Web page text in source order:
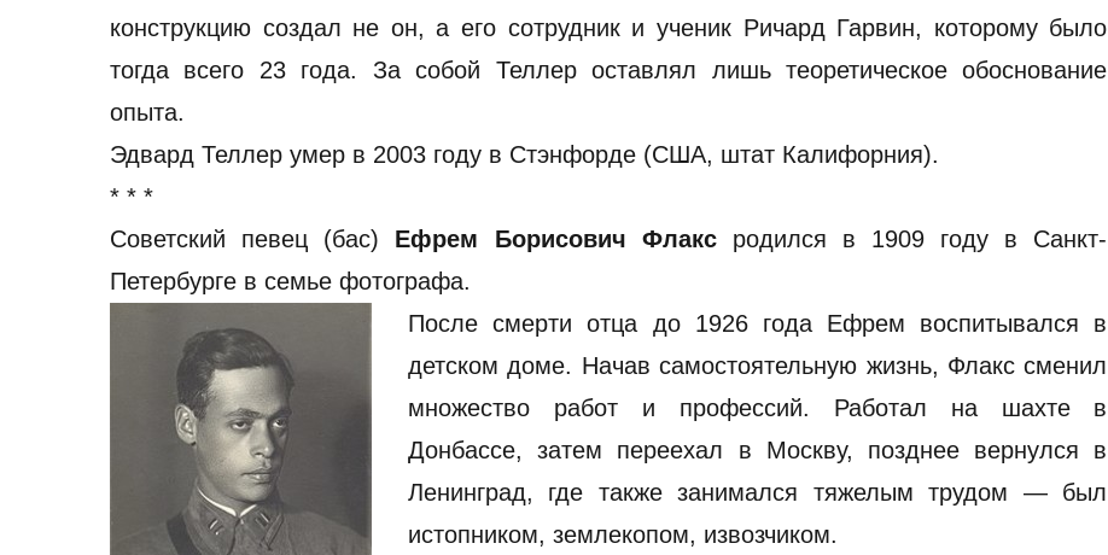
конструкцию создал не он, а его сотрудник и ученик Ричард Гарвин, которому было
тогда всего 23 года. За собой Теллер оставлял лишь теоретическое обоснование
опыта.
Эдвард Теллер умер в 2003 году в Стэнфорде (США, штат Калифорния).
* * *
Cоветский певец (бас) Ефрем Борисович Флаксродился в 1909 году в Санкт-
Петербурге в семье фотографа.
После смерти отца до 1926 года Ефрем воспитывался в
детском доме. Начав самостоятельную жизнь, Флакс сменил
множество работ и профессий. Работал на шахте в
Донбассе, затем переехал в Москву, позднее вернулся в
Ленинград, где также занимался тяжелым трудом — был
истопником, землекопом, извозчиком.